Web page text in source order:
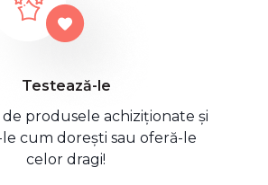
Testează-le
produsele achiziționate și
cum dorești sau oferă-le
celor dragi!